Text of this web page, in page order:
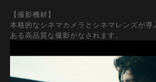
【撮影機材】
本格的なシネマカメラとシネマレンズが導
ある高品質な撮影がなされます。